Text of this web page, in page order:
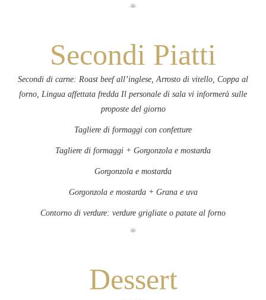
Secondi Piatti
Secondi di carne: Roast beef all’inglese, Arrosto di vitello, Coppa al
forno, Lingua affettata fredda Il personale di sala vi informerà sulle
proposte del giorno
Tagliere di formaggi con confetture
Tagliere di formaggi + Gorgonzola e mostarda
Gorgonzola e mostarda
Gorgonzola e mostarda + Grana e uva
Contorno di verdure: verdure grigliate o patate al forno
Dessert